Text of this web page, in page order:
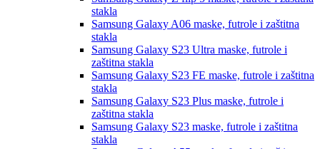
stakla
Samsung Galaxy A06 maske, futrole i zaštitna
stakla
Samsung Galaxy S23 Ultra maske, futrole i
zaštitna stakla
Samsung Galaxy S23 FE maske, futrole i zaštitna
stakla
Samsung Galaxy S23 Plus maske, futrole i
zaštitna stakla
Samsung Galaxy S23 maske, futrole i zaštitna
stakla